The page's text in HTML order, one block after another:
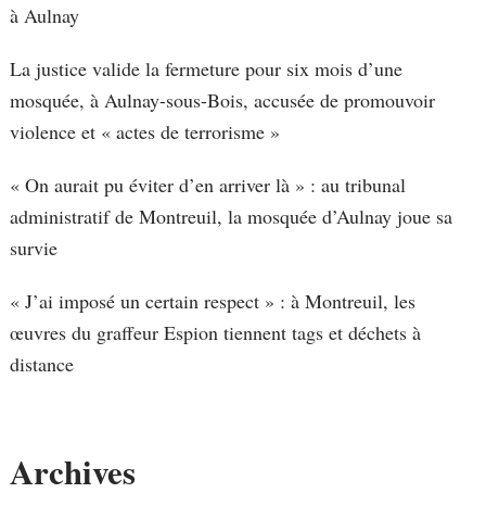
à Aulnay
La justice valide la fermeture pour six mois d’une
mosquée, à Aulnay-sous-Bois, accusée de promouvoir
violence et « actes de terrorisme »
« On aurait pu éviter d’en arriver là » : au tribunal
administratif de Montreuil, la mosquée d’Aulnay joue sa
survie
« J’ai imposé un certain respect » : à Montreuil, les
œuvres du graffeur Espion tiennent tags et déchets à
distance
Archives